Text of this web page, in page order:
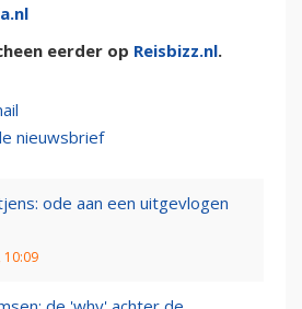
eerder op Reisbizz.nl.
nieuwsbrief
ode aan een uitgevlogen
10:09